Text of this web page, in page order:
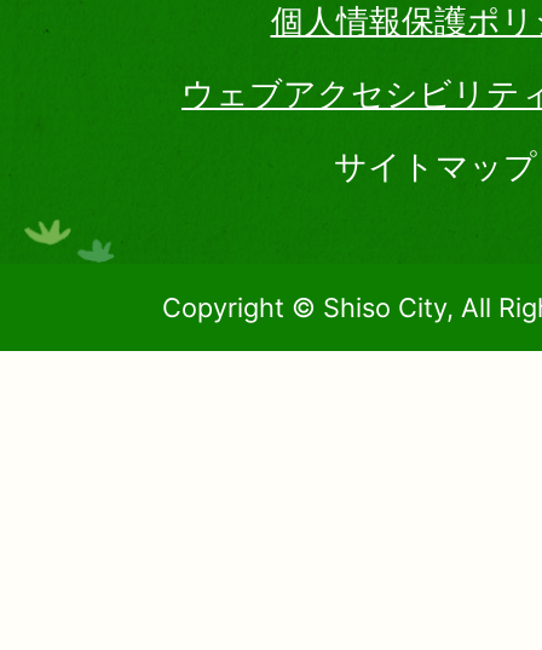
個人情報保護ポ
ウェブアクセシビリテ
サイトマップ
Copyright © Shiso City, All